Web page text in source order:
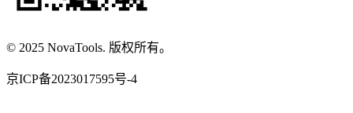
© 2025 NovaTools. 版权所有。
京ICP备2023017595号-4